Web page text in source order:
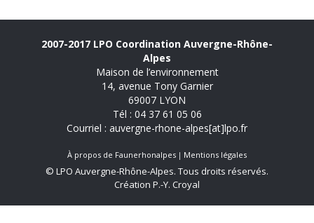
2007-2017 LPO Coordination Auvergne-Rhône-
Alpes
Maison de l’environnement
14, avenue Tony Garnier
69007 LYON
Tél : 04 37 61 05 06
Courriel : auvergne-rhone-alpes[at]lpo.fr
À propos de Faunerhonalpes Mentions légales
© LPO Auvergne-Rhône-Alpes. Tous droits réservés.
Création P.-Y. Croyal